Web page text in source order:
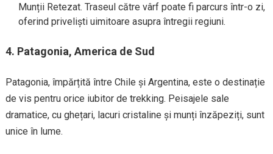
Munții Retezat. Traseul către vârf poate fi parcurs într-o zi,
oferind priveliști uimitoare asupra întregii regiuni.
4. Patagonia, America de Sud
Patagonia, împărțită între Chile și Argentina, este o destinație
de vis pentru orice iubitor de trekking. Peisajele sale
dramatice, cu ghețari, lacuri cristaline și munți înzăpeziți, sunt
unice în lume.